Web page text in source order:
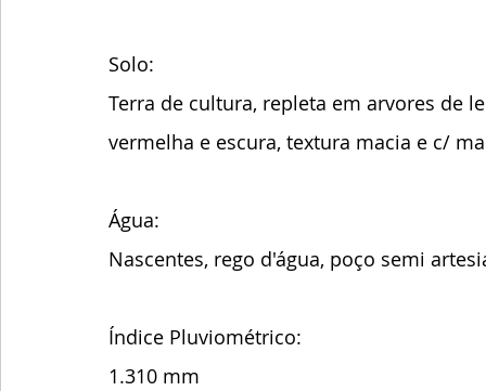
Solo:
Terra de cultura, repleta em arvores de
vermelha e escura, textura macia e c/
Água:
Nascentes, rego d'água, poço semi
Índice Pluviométrico:
1.310 mm